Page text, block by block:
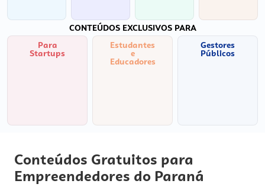
CONTEÚDOS EXCLUSIVOS PARA
Para
Startups
Estudantes
e
Educadores
Gestores
Públicos
Conteúdos Gratuitos para
Empreendedores do Paraná